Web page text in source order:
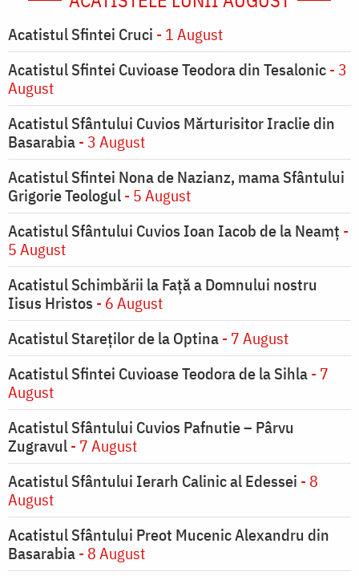
Acatistul Sfintei Cruci - 1 August
Acatistul Sfintei Cuvioase Teodora din Tesalonic- 3
August
Acatistul Sfântului Cuvios Mărturisitor Iraclie din
Basarabia- 3 August
Acatistul Sfintei Nona de Nazianz, mama Sfântului
Grigorie Teologul- 5 August
Acatistul Sfântului Cuvios Ioan Iacob de la Neamț -
5 August
Acatistul Schimbării la Faţă a Domnului nostru
Iisus Hristos - 6 August
Acatistul Stareţilor de la Optina- 7 August
Acatistul Sfintei Cuvioase Teodora de la Sihla- 7
August
Acatistul Sfântului Cuvios Pafnutie – Pârvu
Zugravul- 7 August
Acatistul Sfântului Ierarh Calinic al Edessei - 8
August
Acatistul Sfântului Preot Mucenic Alexandru din
Basarabia- 8 August